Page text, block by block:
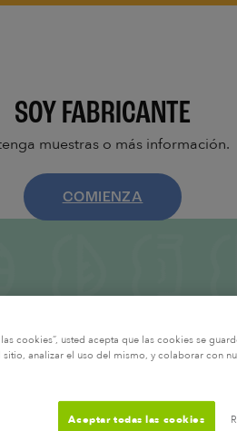
SOY FABRICANTE
muestras o más información.
COMIENZA
Carreras
cookies”, usted acepta que las cookies se
analizar el uso del mismo, y colaborar con
Aceptar todas las cookies